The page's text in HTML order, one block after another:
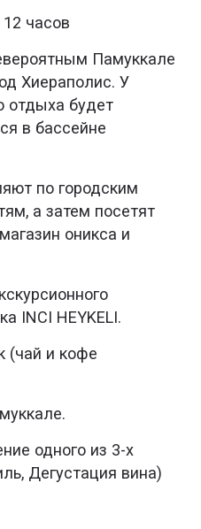
12 часов
Памуккале
Хиераполис. У
отдыха будет
в бассейне
по городским
а затем посетят
оникса и
INCI HEYKELI.
(чай и кофе
одного из 3-х
Дегустация вина)